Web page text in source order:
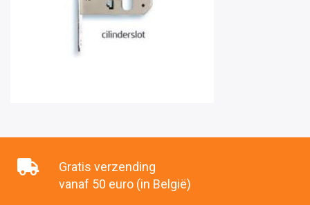
Gratis verzending
vanaf 50 euro (in België)